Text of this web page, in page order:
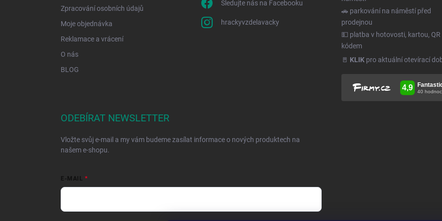
Zpracování osobních údajů
Moje objednávka
Reklamace a vrácení
O nás
BLOG
Sledujte nás na Facebooku
hrackyvzdelavacky
🚗 parkování na náměstí před
prodejnou
💵 platba v hotovosti, kartou, QR
kódem
🚪 KLIK pro aktuální otevírací
ODEBÍRAT NEWSLETTER
Vložte svůj e-mail a my vám budeme zasílat informace o nových produktech na
našem e-shopu.
E-MAIL